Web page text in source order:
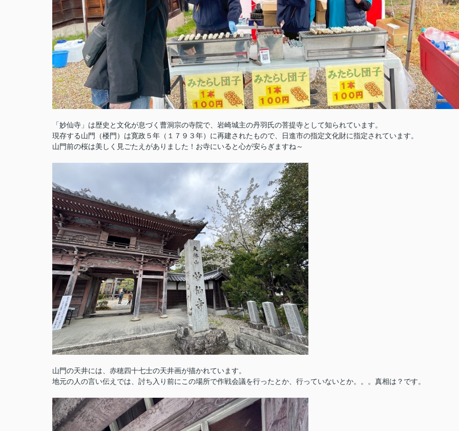
「妙仙寺」は歴史と文化が息づく曹洞宗の寺院で、岩崎城主の丹羽氏の菩提寺として知られています。
現存する山門（楼門）は寛政５年（１７９３年）に再建されたもので、日進市の指定文化財に指定されています。
山門前の桜は美しく見ごたえがありました！ お寺にいると心が安らぎますね～
山門の天井には、赤穂四十七士の天井画が描かれています。
地元の人の言い伝えでは、討ち入り前にこの場所で作戦会議を行ったとか、行っていないとか。。。真相は？です。